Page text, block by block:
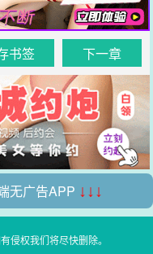
书签 下一章
无广告APP ↓↓↓
侵权我们将尽快删除。